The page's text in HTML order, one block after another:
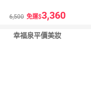
6,500 免運 3,360
幸福泉平價美妝